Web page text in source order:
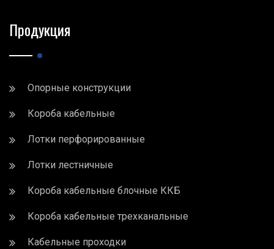
Продукция
Опорные конструкции
Короба кабельные
Лотки перфорированные
Лотки лестничные
Короба кабельные блочные ККБ
Короба кабельные трехканальные
Кабельные проходки